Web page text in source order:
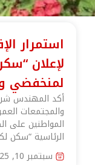
استمرار
لمنخفضي
أكد المهندس
والمجتمعات
المواطنين على
الرئاسية “سكن لكل
سبتمبر 10, 2025